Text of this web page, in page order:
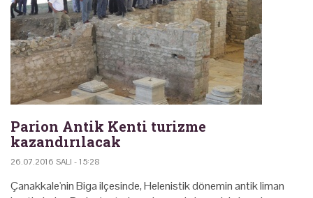
Parion Antik Kenti turizme
kazandırılacak
26.07.2016 SALI - 15:28
Çanakkale'nin Biga ilçesinde, Helenistik dönemin antik liman